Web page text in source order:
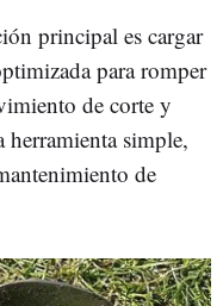
principal es cargar
para romper
de corte y
herramienta simple,
de